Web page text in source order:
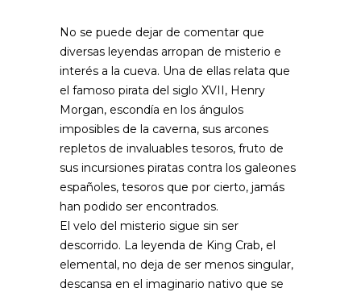
No se puede dejar de comentar que
diversas leyendas arropan de misterio e
interés a la cueva. Una de ellas relata que
el famoso pirata del siglo XVII, Henry
Morgan, escondía en los ángulos
imposibles de la caverna, sus arcones
repletos de invaluables tesoros, fruto de
sus incursiones piratas contra los galeones
españoles, tesoros que por cierto, jamás
han podido ser encontrados.
El velo del misterio sigue sin ser
descorrido. La leyenda de King Crab, el
elemental, no deja de ser menos singular,
descansa en el imaginario nativo que se